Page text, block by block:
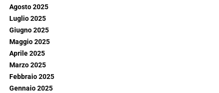
Agosto 2025
Luglio 2025
Giugno 2025
Maggio 2025
Aprile 2025
Marzo 2025
Febbraio 2025
Gennaio 2025